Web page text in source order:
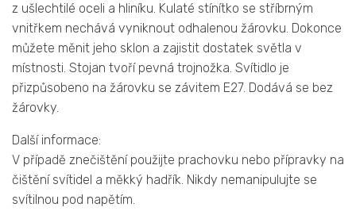
z ušlechtilé oceli a hliníku. Kulaté stínítko se stříbrným
vnitřkem nechává vyniknout odhalenou žárovku. Dokonce
můžete měnit jeho sklon a zajistit dostatek světla v
místnosti. Stojan tvoří pevná trojnožka. Svítidlo je
přizpůsobeno na žárovku se závitem E27. Dodává se bez
žárovky.
Další informace:
V případě znečištění použijte prachovku nebo přípravky na
čištění svítidel a měkký hadřík. Nikdy nemanipulujte se
svítilnou pod napětím.